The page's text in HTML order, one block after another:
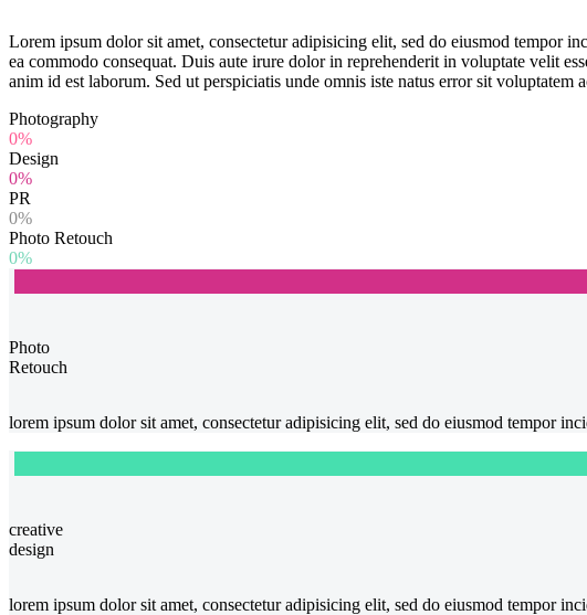
Lorem ipsum dolor sit amet, consectetur adipisicing elit, sed do eiusmod tempor
ea commodo consequat. Duis aute irure dolor in reprehenderit in voluptate velit
anim id est laborum. Sed ut perspiciatis unde omnis iste natus error sit voluptatem
Photography
0%
Design
0%
PR
0%
Photo Retouch
0%
Photo
Retouch
lorem ipsum dolor sit amet, consectetur adipisicing elit, sed do eiusmod tempor
creative
design
lorem ipsum dolor sit amet, consectetur adipisicing elit, sed do eiusmod tempor